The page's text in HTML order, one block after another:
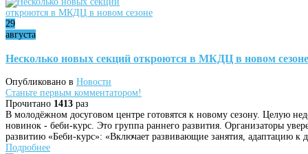
29
августа
Несколько новых секций откроются в МКДЦ в новом сезоне
Опубликовано в Новости
Станьте первым комментатором!
Прочитано 1413 раз
В молодёжном досуговом центре готовятся к новому сезону. Целую
новинок - беби-курс. Это группа раннего развития. Организаторы
развитию «Беби-курс»: «Включает развивающие занятия, адаптацию
Подробнее